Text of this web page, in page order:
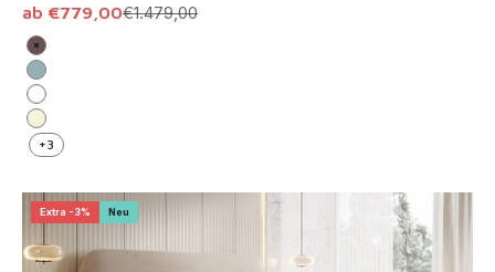
Angebot
ab €779,00Regulärer Preis
€1.479,00
Braun
Vintage Blau
Weiß
Beige
+3
Extra -3% Neu